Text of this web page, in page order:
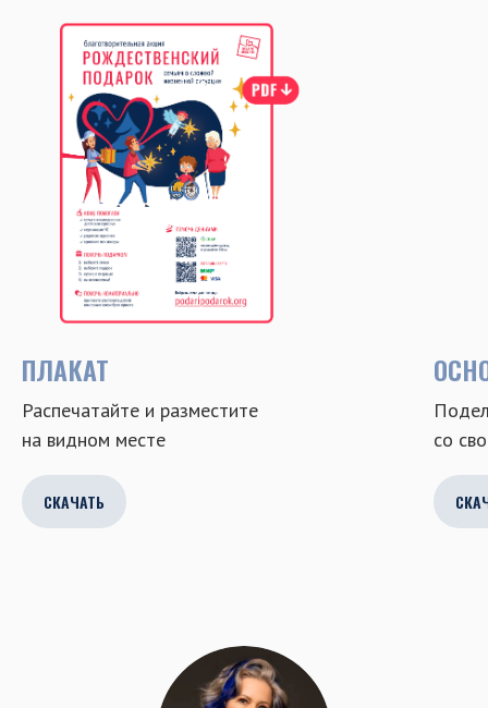
ПЛАКАТ
Распечатайте и разместите
на видном месте
СКАЧАТЬ
со